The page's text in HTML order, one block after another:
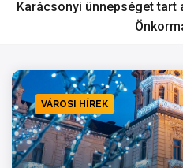
Karácsonyi ünnepséget tart
VÁROSI HÍREK